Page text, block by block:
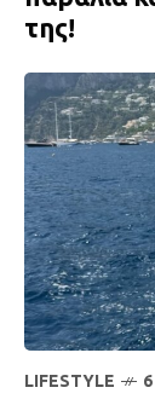
της!
LIFESTYLE